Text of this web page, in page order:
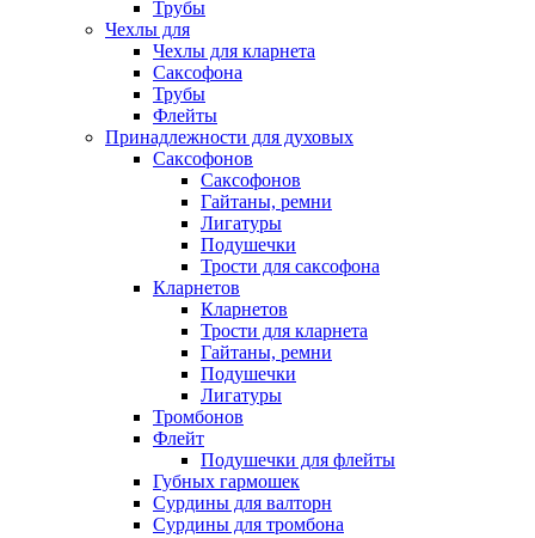
Трубы
Чехлы для
Чехлы для кларнета
Саксофона
Трубы
Флейты
Принадлежности для духовых
Саксофонов
Саксофонов
Гайтаны, ремни
Лигатуры
Подушечки
Трости для саксофона
Кларнетов
Кларнетов
Трости для кларнета
Гайтаны, ремни
Подушечки
Лигатуры
Тромбонов
Флейт
Подушечки для флейты
Губных гармошек
Сурдины для валторн
Сурдины для тромбона